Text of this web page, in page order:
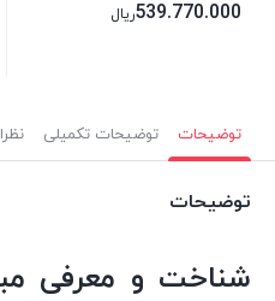
539.770.000ریال
توضیحات توضیحات تکمیلی
توضیحات
شناخت و معرفی